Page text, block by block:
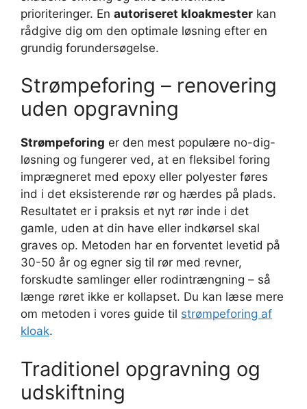
prioriteringer. En autoriseret kloakmester kan
rådgive dig om den optimale løsning efter en
grundig forundersøgelse.
Strømpeforing – renovering
uden opgravning
Strømpeforing er den mest populære no-dig-
løsning og fungerer ved, at en fleksibel foring
imprægneret med epoxy eller polyester føres
ind i det eksisterende rør og hærdes på plads.
Resultatet er i praksis et nyt rør inde i det
gamle, uden at din have eller indkørsel skal
graves op. Metoden har en forventet levetid på
30-50 år og egner sig til rør med revner,
forskudte samlinger eller rodintrængning – så
længe røret ikke er kollapset. Du kan læse mere
om metoden i vores guide til strømpeforing af
kloak.
Traditionel opgravning og
udskiftning